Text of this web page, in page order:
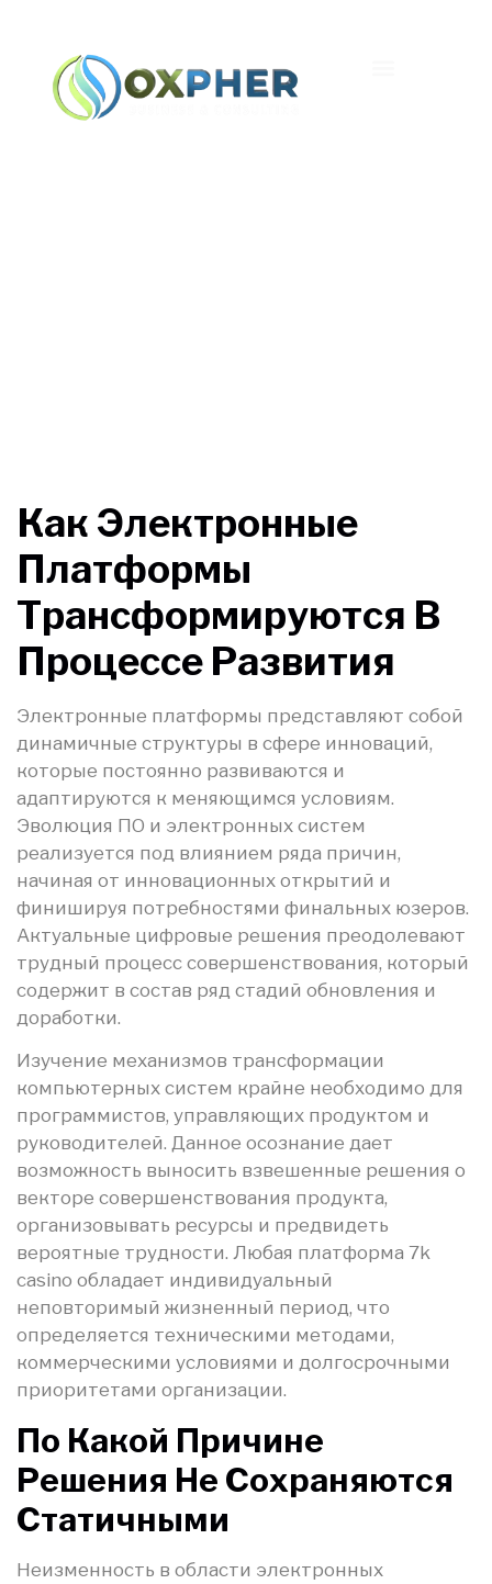
Как Электронные
Платформы
Трансформируются В
Процессе Развития
Электронные платформы представляют собой
динамичные структуры в сфере инноваций,
которые постоянно развиваются и
адаптируются к меняющимся условиям.
Эволюция ПО и электронных систем
реализуется под влиянием ряда причин,
начиная от инновационных открытий и
финишируя потребностями финальных юзеров.
Актуальные цифровые решения преодолевают
трудный процесс совершенствования, который
содержит в состав ряд стадий обновления и
доработки.
Изучение механизмов трансформации
компьютерных систем крайне необходимо для
программистов, управляющих продуктом и
руководителей. Данное осознание дает
возможность выносить взвешенные решения о
векторе совершенствования продукта,
организовывать ресурсы и предвидеть
вероятные трудности. Любая платформа 7k
casino обладает индивидуальный
неповторимый жизненный период, что
определяется техническими методами,
коммерческими условиями и долгосрочными
приоритетами организации.
По Какой Причине
Решения Не Сохраняются
Статичными
Неизменность в области электронных